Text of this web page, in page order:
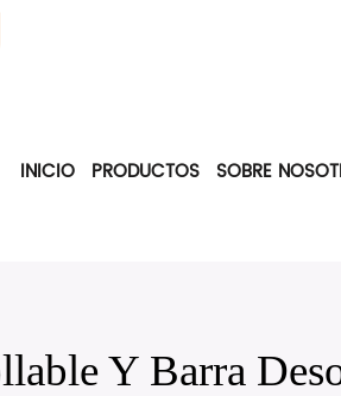
INICIO PRODUCTOS SOBRE
Y Barra